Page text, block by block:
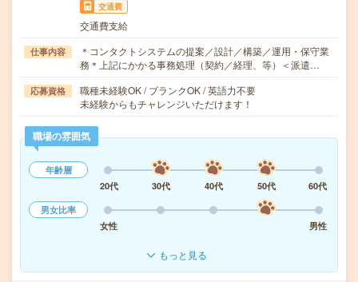
交通費
交通費支給
仕事内容
＊コンタクトシステムの提案／設計／構築／運用・保守業
務＊上記にかかる事務処理（契約／経理、等）＜派遣…
応募資格
職種未経験OK / ブランクOK / 英語力不要
未経験からもチャレンジいただけます！
職場の雰囲気
年齢層
20代
30代 40代 50代
60代
男女比率
女性
男性
もっと見る